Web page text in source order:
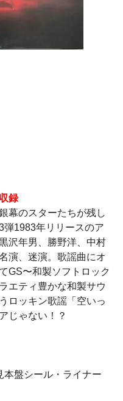
録
幕のスターたちが残し
弾1983年リリースのア
沢年男、勝野洋、中村
演、迷演。歌謡曲にオ
GS〜和製ソフトロック
エティ豊かな和製サウ
ロッキン歌謡「空いっ
じゃない！？
本盤シール・ライナー